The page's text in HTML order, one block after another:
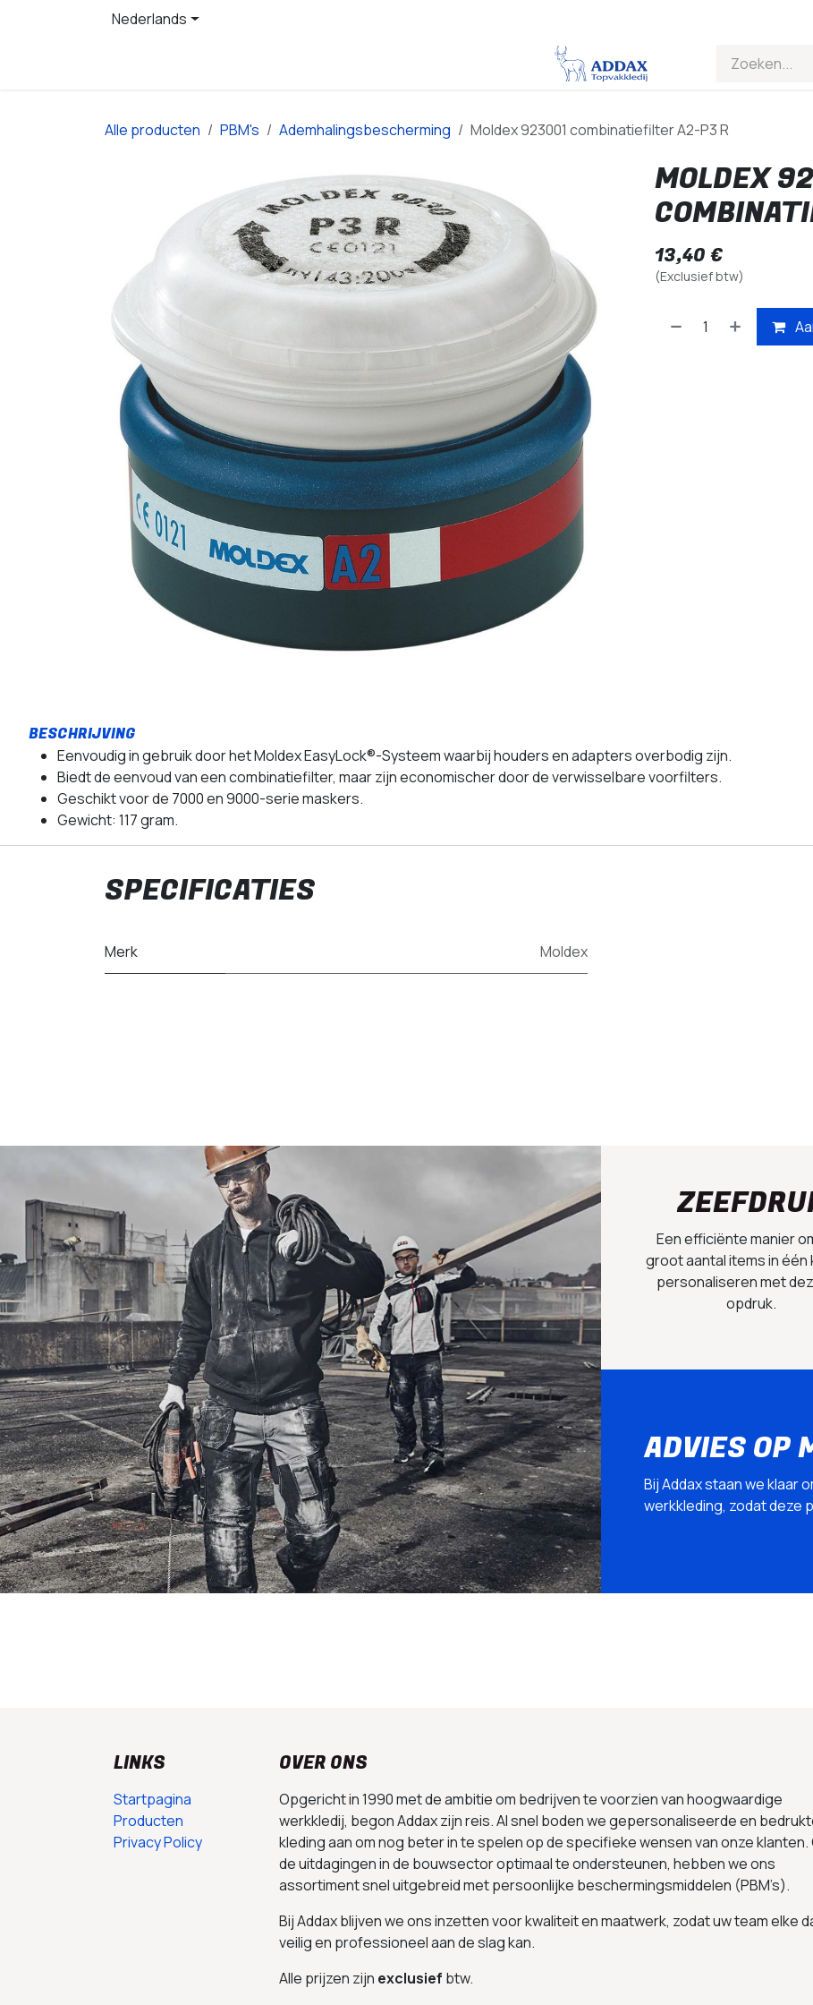
Overslaan naar inhoudNederlands
Alle producten PBM's Ademhalingsbescherming Moldex 923001 combinatiefilter A2-P3 R
MOLDEX
13,40 €
(Exclusief btw)
Eenvoudig in gebruik door het Moldex EasyLock®-Systeem waarbij houders en adapters overbodig zijn.
Biedt de eenvoud van een combinatiefilter, maar zijn economischer door de verwisselbare voorfilters.
Geschikt voor de 7000 en 9000-serie maskers.
Gewicht: 117 gram.
SPECIFICATIES
Merk Moldex
Een efficiënte manier
groot aantal items in één
personaliseren met
opdruk.
ADVIES OP
Bij Addax staan we klaar
werkkleding, zodat deze
LINKS
Startpagina
Producten
Privacy Policy
OVER ONS
Opgericht in 1990 met de ambitie om bedrijven te voorzien van hoogwaardige
werkkledij, begon Addax zijn reis. Al snel boden we gepersonaliseerde en
kleding aan om nog beter in te spelen op de specifieke wensen van onze klanten.
de uitdagingen in de bouwsector optimaal te ondersteunen, hebben we ons
assortiment snel uitgebreid met persoonlijke beschermingsmiddelen (PBM’s).
Bij Addax blijven we ons inzetten voor kwaliteit en maatwerk, zodat uw team elke
veilig en professioneel aan de slag kan.
Alle prijzen zijn exclusief btw.